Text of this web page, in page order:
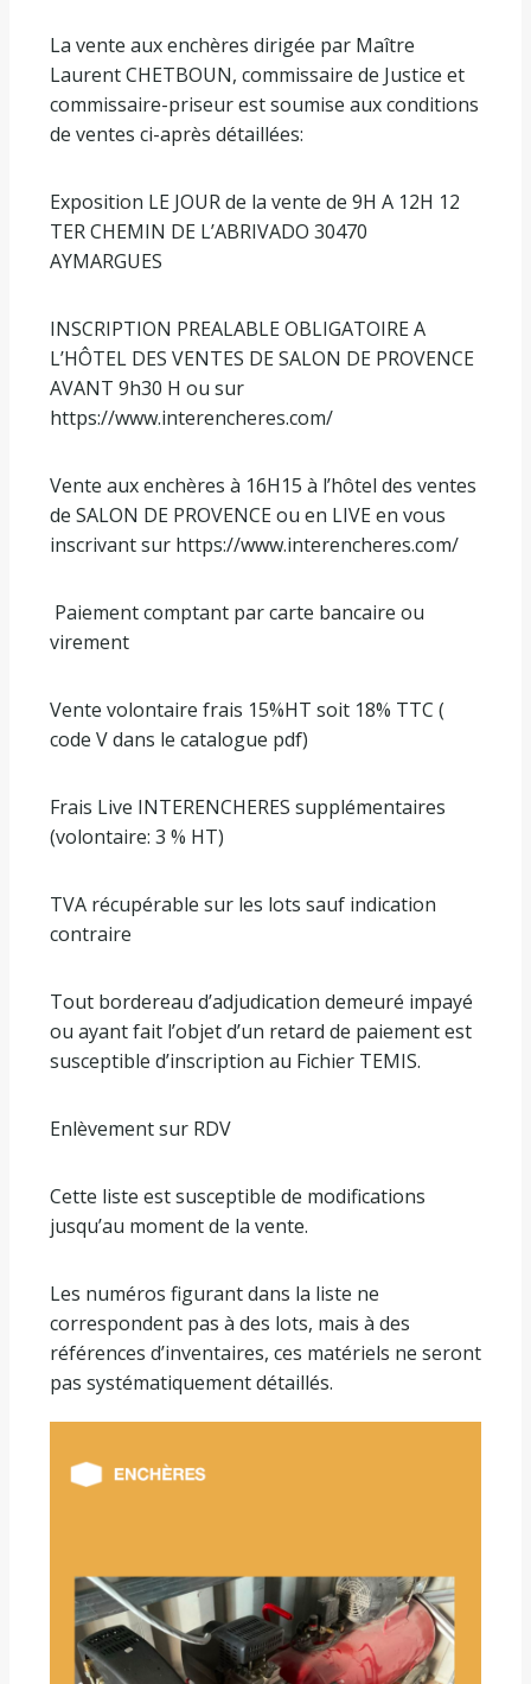
La vente aux enchères dirigée par Maître
Laurent CHETBOUN, commissaire de Justice et
commissaire-priseur est soumise aux conditions
de ventes ci-après détaillées:
Exposition LE JOUR de la vente de 9H A 12H 12
TER CHEMIN DE L’ABRIVADO 30470
AYMARGUES
INSCRIPTION PREALABLE OBLIGATOIRE A
L’HÔTEL DES VENTES DE SALON DE PROVENCE
AVANT 9h30 H ou sur
https://www.interencheres.com/
Vente aux enchères à 16H15 à l’hôtel des ventes
de SALON DE PROVENCE ou en LIVE en vous
inscrivant sur https://www.interencheres.com/
Paiement comptant par carte bancaire ou
virement
Vente volontaire frais 15%HT soit 18% TTC (
code V dans le catalogue pdf)
Frais Live INTERENCHERES supplémentaires
(volontaire: 3 % HT)
TVA récupérable sur les lots sauf indication
contraire
Tout bordereau d’adjudication demeuré impayé
ou ayant fait l’objet d’un retard de paiement est
susceptible d’inscription au Fichier TEMIS.
Enlèvement sur RDV
Cette liste est susceptible de modifications
jusqu’au moment de la vente.
Les numéros figurant dans la liste ne
correspondent pas à des lots, mais à des
références d’inventaires, ces matériels ne seront
pas systématiquement détaillés.